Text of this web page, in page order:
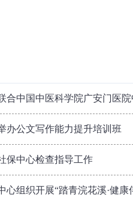
合中国中医科学院广安门医
办公文写作能力提升培训班
保中心检查指导工作
心组织开展“踏青浣花溪·健康